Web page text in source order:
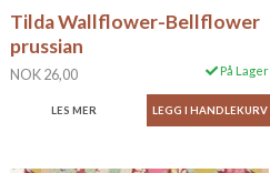
Tilda Wallflower-Bellflower
prussian
NOK 26,00 På Lager
LES MER